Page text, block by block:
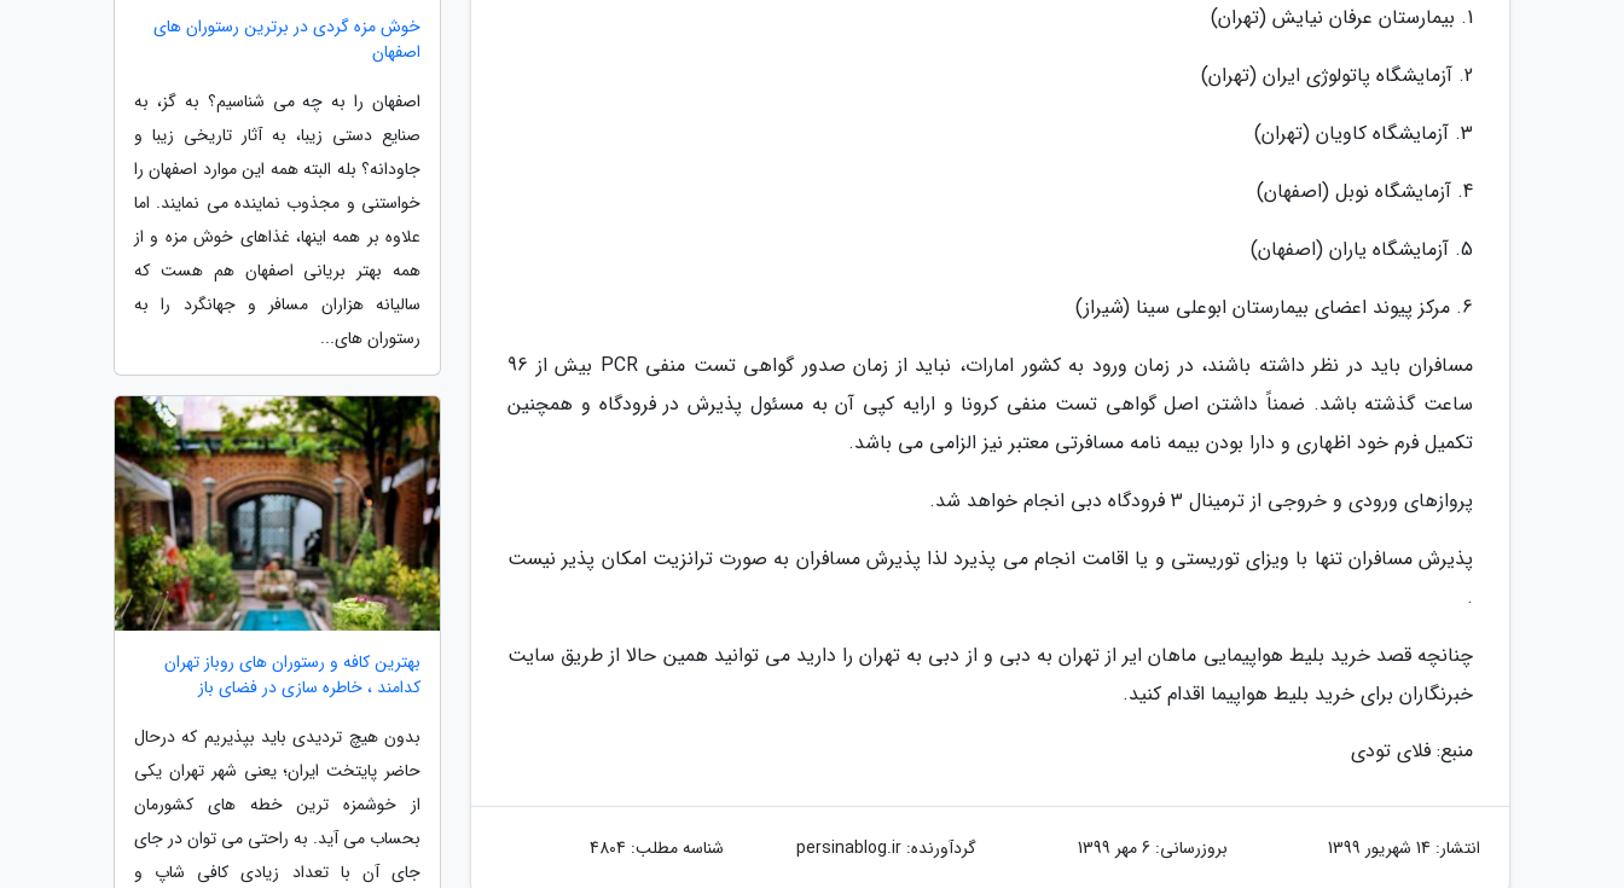
1. بیمارستان عرفان نیایش (تهران)
2. آزمایشگاه پاتولوژی ایران (تهران)
3. آزمایشگاه کاویان (تهران)
4. آزمایشگاه نوبل (اصفهان)
5. آزمایشگاه یاران (اصفهان)
6. مرکز پیوند اعضای بیمارستان ابوعلی سینا (شیراز)
مسافران باید در نظر داشته باشند، در زمان ورود به کشور امارات، نباید از زمان صدور گواهی تست منفی PCR بیش از 96
ساعت گذشته باشد. ضمناً داشتن اصل گواهی تست منفی کرونا و ارایه کپی آن به مسئول پذیرش در فرودگاه و همچنین
تکمیل فرم خود اظهاری و دارا بودن بیمه نامه مسافرتی معتبر نیز الزامی می باشد.
پروازهای ورودی و خروجی از ترمینال 3 فرودگاه دبی انجام خواهد شد.
پذیرش مسافران تنها با ویزای توریستی و یا اقامت انجام می پذیرد لذا پذیرش مسافران به صورت ترانزیت امکان پذیر نیست
.
چنانچه قصد خرید بلیط هواپیمایی ماهان ایر از تهران به دبی و از دبی به تهران را دارید می توانید همین حالا از طریق سایت
خبرنگاران برای خرید بلیط هواپیما اقدام کنید.
منبع: فلای تودی
انتشار: 14 شهریور 1399 بروزرسانی: 6 مهر 1399 گردآورنده:persinablog.ir شناسه مطلب: 4804
خوش مزه گردی در برترین رستوران های
اصفهان
اصفهان را به چه می شناسیم؟ به گز، به
صنایع دستی زیبا، به آثار تاریخی زیبا و
جاودانه؟ بله البته همه این موارد اصفهان را
خواستنی و مجذوب نماینده می نمایند. اما
علاوه بر همه اینها، غذاهای خوش مزه و از
همه بهتر بریانی اصفهان هم هست که
سالیانه هزاران مسافر و جهانگرد را به
رستوران های...
بهترین کافه و رستوران های روباز تهران
کدامند ، خاطره سازی در فضای باز
بدون هیچ تردیدی باید بپذیریم که درحال
حاضر پایتخت ایران؛ یعنی شهر تهران یکی
از خوشمزه ترین خطه های کشورمان
بحساب می آید. به راحتی می توان در جای
جای آن با تعداد زیادی کافی شاپ و